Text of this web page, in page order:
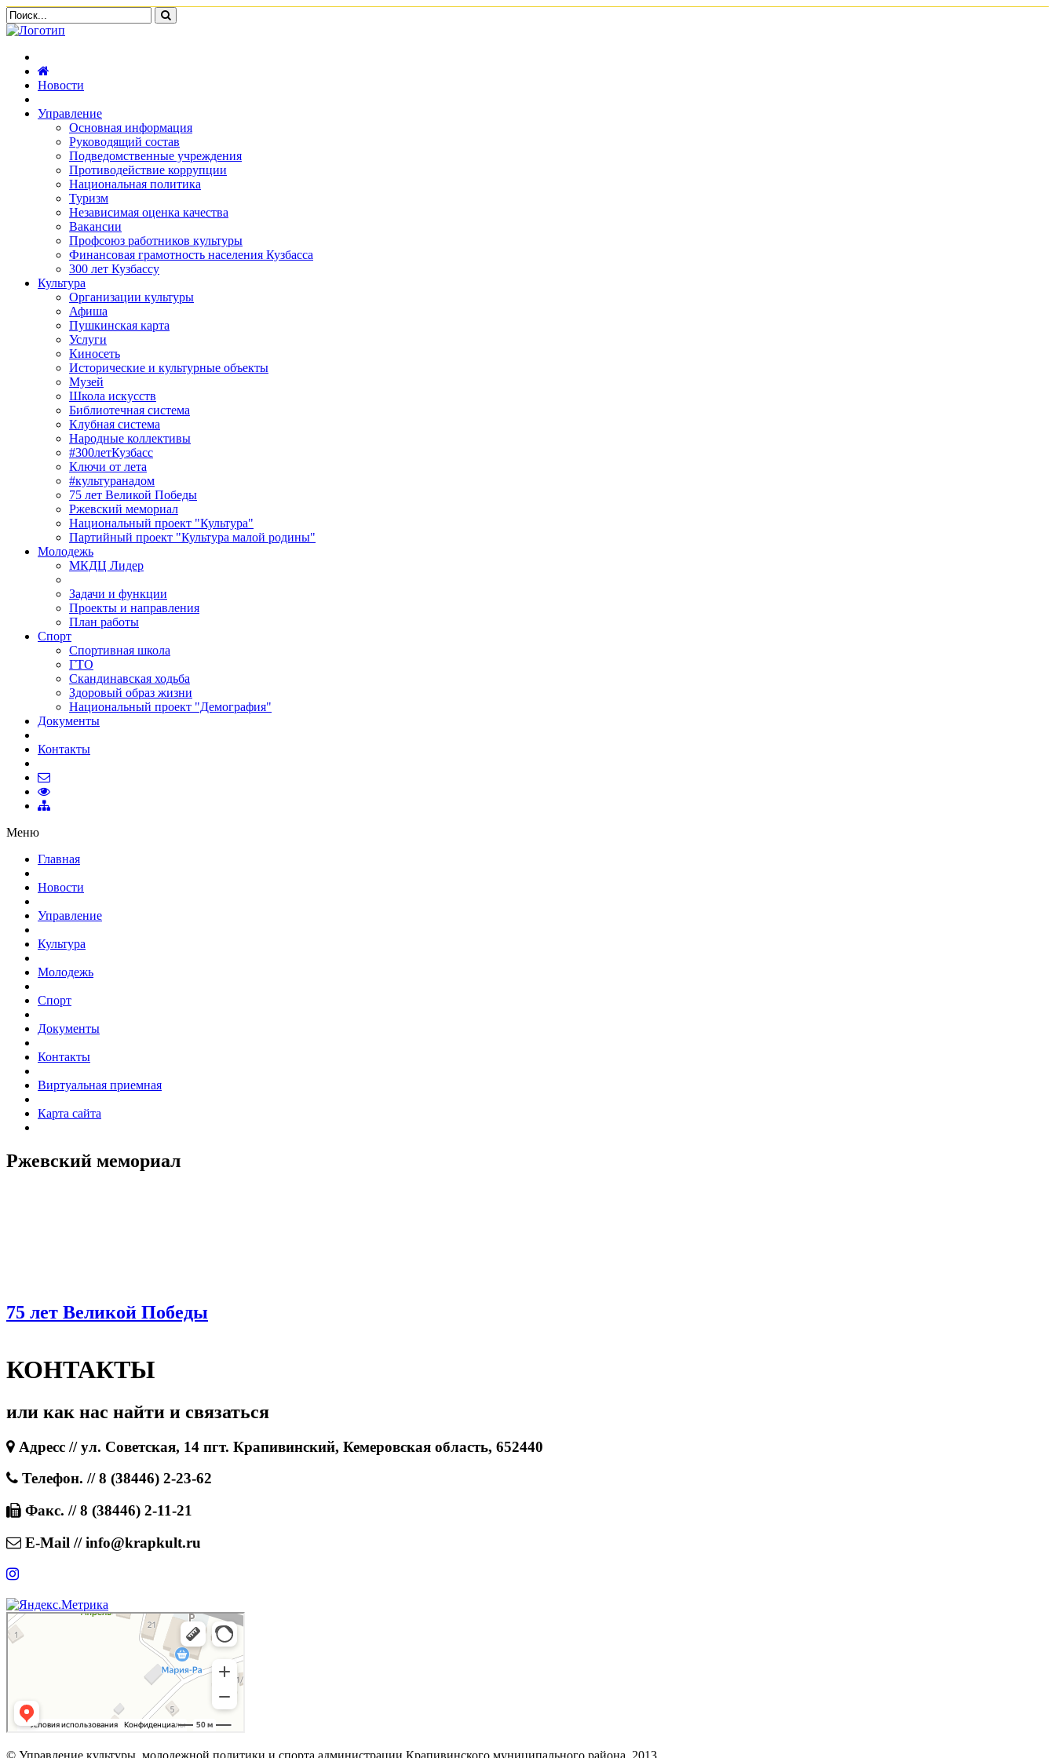
Новости
Управление
Основная информация
Руководящий состав
Подведомственные учреждения
Противодействие коррупции
Национальная политика
Туризм
Независимая оценка качества
Вакансии
Профсоюз работников культуры
Финансовая грамотность населения Кузбасса
300 лет Кузбассу
Культура
Организации культуры
Афиша
Пушкинская карта
Услуги
Киносеть
Исторические и культурные объекты
Музей
Школа искусств
Библиотечная система
Клубная система
Народные коллективы
#300летКузбасс
Ключи от лета
#культуранадом
75 лет Великой Победы
Ржевский мемориал
Национальный проект "Культура"
Партийный проект "Культура малой родины"
Молодежь
МКДЦ Лидер
Задачи и функции
Проекты и направления
План работы
Спорт
Спортивная школа
ГТО
Скандинавская ходьба
Здоровый образ жизни
Национальный проект "Демография"
Документы
Контакты
Меню
Главная
Новости
Управление
Культура
Молодежь
Спорт
Документы
Контакты
Виртуальная приемная
Карта сайта
Ржевский мемориал
75 лет Великой Победы
КОНТАКТЫ
или как нас найти и связаться
Адресс // ул. Советская, 14 пгт. Крапивинский, Кемеровская область, 652440
Телефон. // 8 (38446) 2-23-62
Факс. // 8 (38446) 2-11-21
E-Mail // info@krapkult.ru
© Управление культуры, молодежной политики и спорта администрации Крапивинского муниципального района, 2013